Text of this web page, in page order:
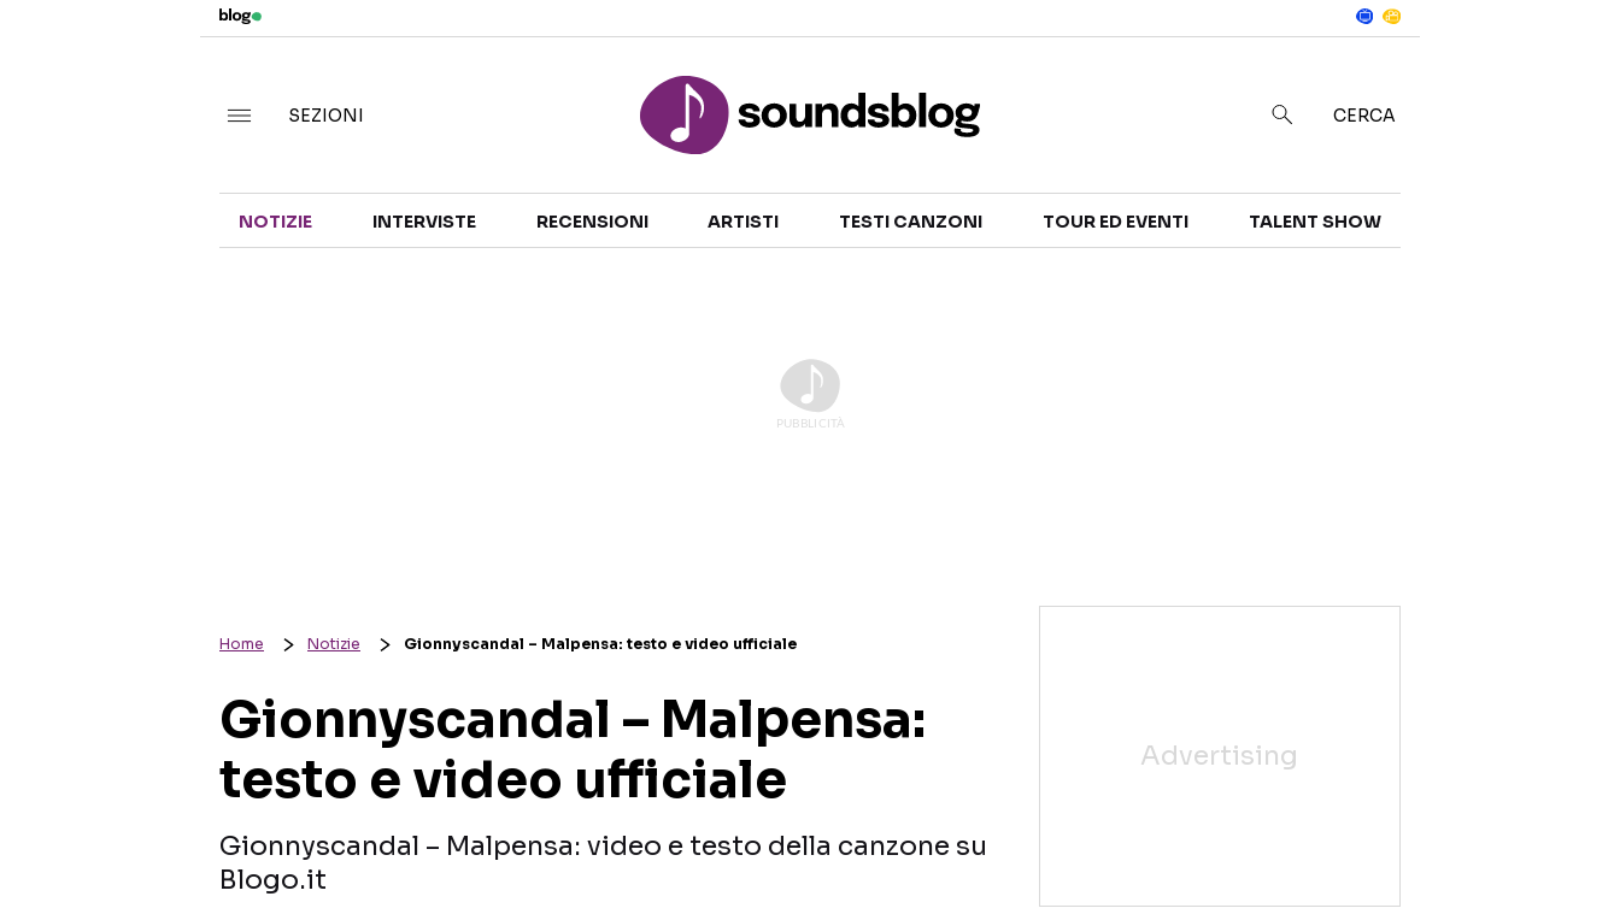
TALENT SHOW
SEZIONI CERCA
NOTIZIE INTERVISTE RECENSIONI ARTISTI TESTI CANZONI TOUR ED EVENTI TALENT SHOW
Home Notizie Gionnyscandal – Malpensa: testo e video ufficiale
Gionnyscandal – Malpensa:
testo e video ufficiale
Gionnyscandal – Malpensa: video e testo della canzone su
Blogo.it